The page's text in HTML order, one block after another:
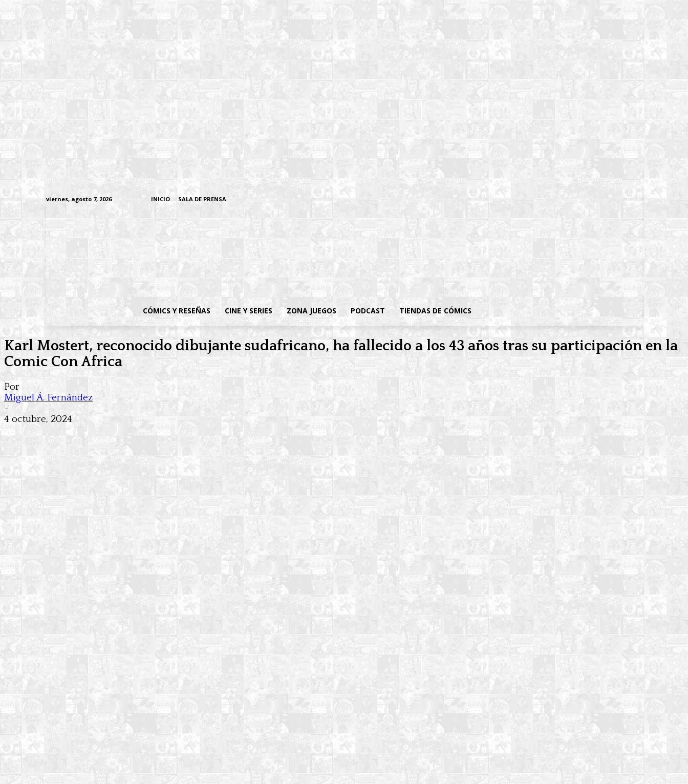
viernes, agosto 7, 2026 INICIO SALA DE PRENSA
CÓMICS Y RESEÑAS CINE Y SERIES ZONA JUEGOS PODCAST TIENDAS DE CÓMICS
Karl Mostert, reconocido dibujante sudafricano, ha fallecido a los 43 años tras su participación en la
Comic Con Africa
Por
Miguel Á. Fernández
-
4 octubre, 2024